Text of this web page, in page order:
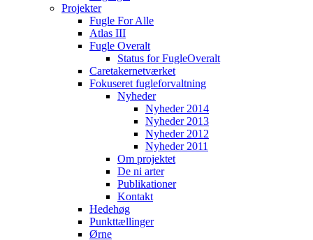
Projekter
Fugle For Alle
Atlas III
Fugle Overalt
Status for FugleOveralt
Caretakernetværket
Fokuseret fugleforvaltning
Nyheder
Nyheder 2014
Nyheder 2013
Nyheder 2012
Nyheder 2011
Om projektet
De ni arter
Publikationer
Kontakt
Hedehøg
Punkttællinger
Ørne